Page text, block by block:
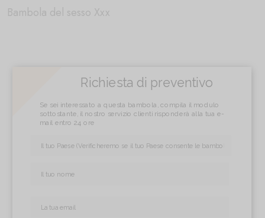
Bambola del sesso Xxx
Richiesta di preventivo
Se sei interessato a questa bambola, compila il modulo
sottostante, il nostro servizio clienti risponderà alla tua e-
mail entro 24 ore